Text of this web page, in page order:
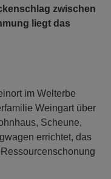
zwischen
liegt das
im Welterbe
Weingart über
Scheune,
errichtet, das